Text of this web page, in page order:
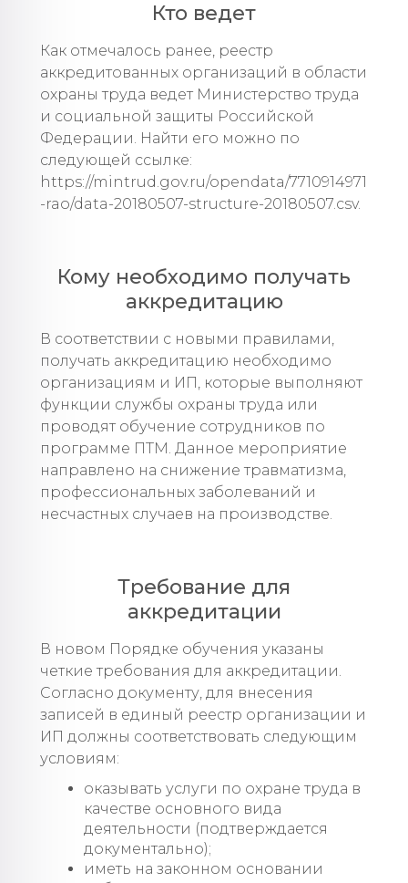
Кто ведет
Как отмечалось ранее, реестр
аккредитованных организаций в области
охраны труда ведет Министерство труда
и социальной защиты Российской
Федерации. Найти его можно по
следующей ссылке:
https://mintrud.gov.ru/opendata/7710914971
-rao/data-20180507-structure-20180507.csv.
Кому необходимо получать
аккредитацию
В соответствии с новыми правилами,
получать аккредитацию необходимо
организациям и ИП, которые выполняют
функции службы охраны труда или
проводят обучение сотрудников по
программе ПТМ. Данное мероприятие
направлено на снижение травматизма,
профессиональных заболеваний и
несчастных случаев на производстве.
Требование для
аккредитации
В новом Порядке обучения указаны
четкие требования для аккредитации.
Согласно документу, для внесения
записей в единый реестр организации и
ИП должны соответствовать следующим
условиям:
оказывать услуги по охране труда в
качестве основного вида
деятельности (подтверждается
документально);
иметь на законном основании